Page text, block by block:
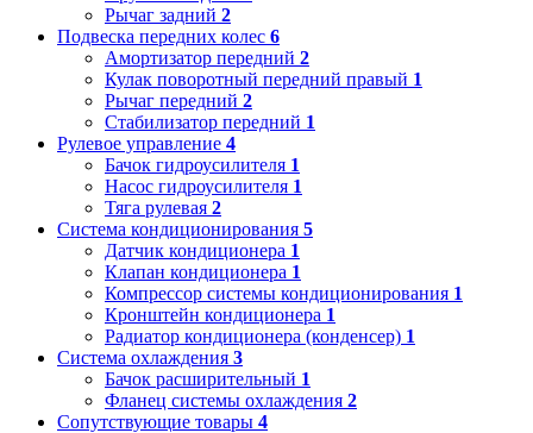
Рычаг задний 2
Подвеска передних колес 6
Амортизатор передний 2
Кулак поворотный передний правый 1
Рычаг передний 2
Стабилизатор передний 1
Рулевое управление 4
Бачок гидроусилителя 1
Насос гидроусилителя 1
Тяга рулевая 2
Система кондиционирования 5
Датчик кондиционера 1
Клапан кондиционера 1
Компрессор системы кондиционирования 1
Кронштейн кондиционера 1
Радиатор кондиционера (конденсер) 1
Система охлаждения 3
Бачок расширительный 1
Фланец системы охлаждения 2
Сопутствующие товары 4